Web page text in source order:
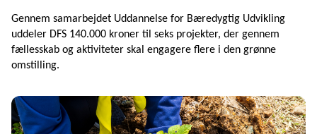
Gennem samarbejdet Uddannelse for Bæredygtig Udvikling
uddeler DFS 140.000 kroner til seks projekter, der gennem
fællesskab og aktiviteter skal engagere flere i den grønne
omstilling.